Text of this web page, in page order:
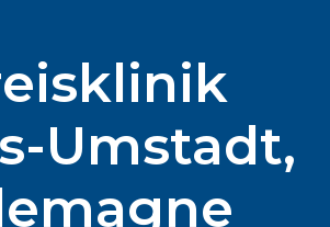
Umstadt,